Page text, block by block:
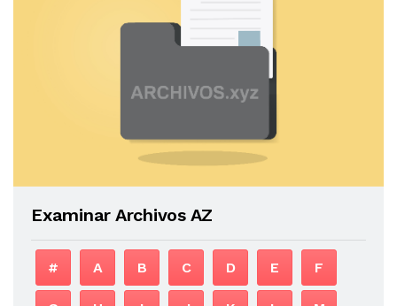
Examinar Archivos AZ
# A B C D E F